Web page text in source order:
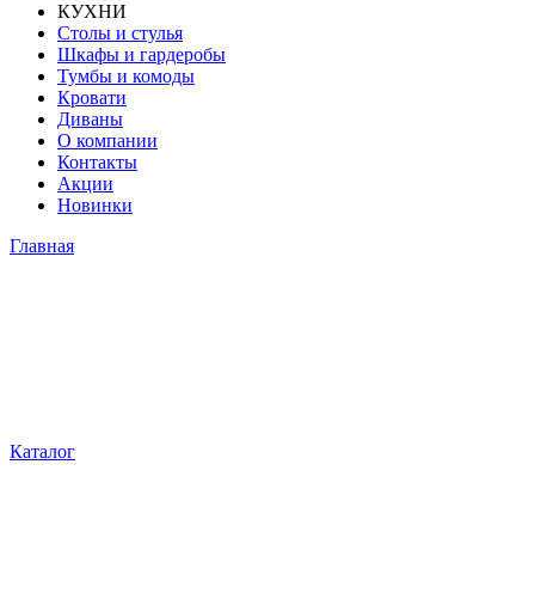
КУХНИ
Столы и стулья
Шкафы и гардеробы
Тумбы и комоды
Кровати
Диваны
О компании
Контакты
Акции
Новинки
Главная
Каталог